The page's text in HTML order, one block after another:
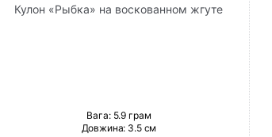
Кулон «Рыбка» на воскованном жгуте
Вага: 5.9 грам
Довжина: 3.5 см